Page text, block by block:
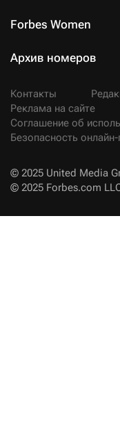
Forbes Women
Архив номеров
Контакты
Реклама на сайте
Соглашение об
Безопасность
© 2025 United Media
© 2025 Forbes.com